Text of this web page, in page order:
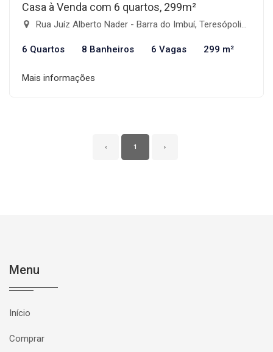
Casa à Venda com 6 quartos, 299m²
Rua Juíz Alberto Nader - Barra do Imbuí, Teresópolis-RJ
6 Quartos 8 Banheiros 6 Vagas 299 m²
Mais informações
‹ 1 ›
Menu
Início
Comprar